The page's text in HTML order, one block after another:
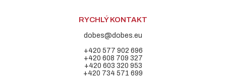
RYCHLÝ KONTAKT
dobes@dobes.eu
+420 577 902 696
+420 608 709 327
+420 603 320 953
+420 734 571 699